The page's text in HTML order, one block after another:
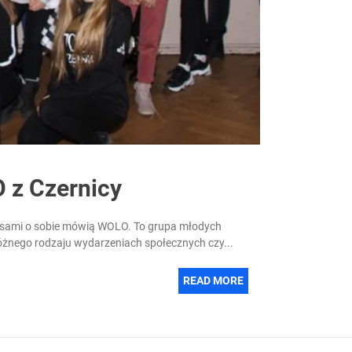
z Czernicy
o sobie mówią WOLO. To grupa młodych
rodzaju wydarzeniach społecznych czy...
READ MORE